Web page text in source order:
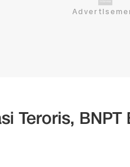
Teroris, BNPT